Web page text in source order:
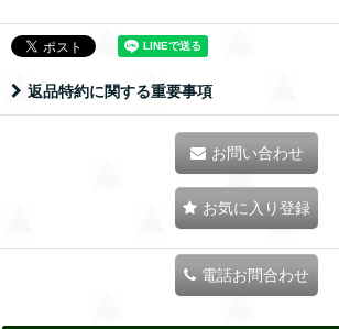
返品特約に関する重要事項
お問い合わせ
お気に入り登録
電話お問合わせ